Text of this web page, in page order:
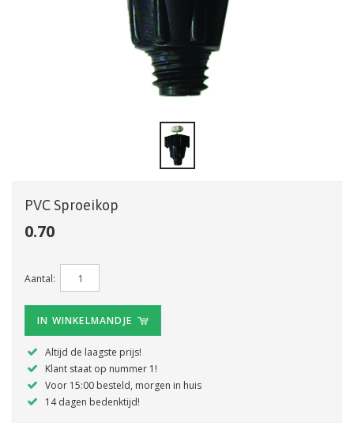
PVC Sproeikop
0.70
Aantal:
IN WINKELMANDJE
Altijd de laagste prijs!
Klant staat op nummer 1!
Voor 15:00 besteld, morgen in huis
14 dagen bedenktijd!